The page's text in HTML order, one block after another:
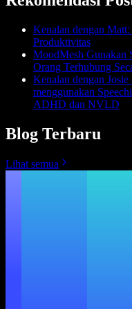
Kenalan dengan
Produktivitas
MoodMesh Gunakan
Orang Terhubung
Kenalan dengan
menggunakan
ADHD dan NVLD
Blog Terbaru
Lihat semua